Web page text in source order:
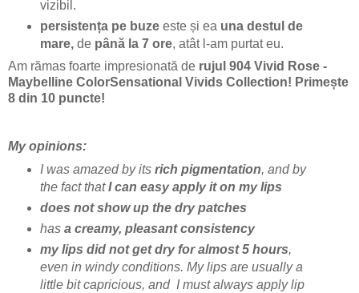
vizibil.
persistența pe buzeeste și ea una destul de
mare,de până la 7 ore, atât l-am purtat eu.
Am rămas foarte impresionată de rujul 904 Vivid Rose -
Maybelline ColorSensational Vivids Collection! Primește
8 din 10 puncte!
My opinions:
I was amazed by its rich pigmentation, and by
the fact thatI can easy apply it on my lips
does not show up the dry patches
has a creamy, pleasant consistency
my lips did not get dry for almost 5 hours,
even in windy conditions. My lips are usually a
little bit capricious, and I must always apply lip